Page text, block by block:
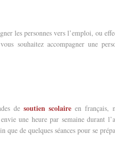
les personnes vers l’emploi, ou
souhaitez accompagner une
de soutien scolaire en français,
une heure par semaine durant
de quelques séances pour se